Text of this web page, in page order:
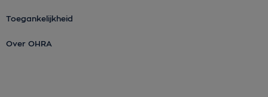
Toegankelijkheid
Over OHRA